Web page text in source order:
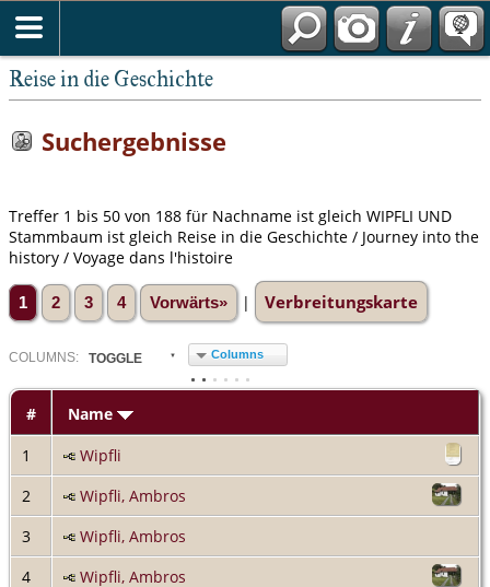
Reise in die Geschichte
Suchergebnisse
Treffer 1 bis 50 von 188 für Nachname ist gleich WIPFLI UND
Stammbaum ist gleich Reise in die Geschichte / Journey into the
history / Voyage dans l'histoire
1 2 3 4 Vorwärts» | Verbreitungskarte
COLUMN S: TOGGLE Columns
#
Name
1
Wipfli
2
Wipfli, Ambros
3
Wipfli, Ambros
4
Wipfli, Ambros